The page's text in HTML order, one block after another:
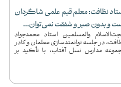
نظافت: معلم قیم علمی شاگردان
و بدون صبر و شفقت نمی‌توان...
والمسلمین استاد محمدجواد
در جلسه توانمندسازی معلمان و کادر
مدارس نسل آفتاب، با تأکید بر